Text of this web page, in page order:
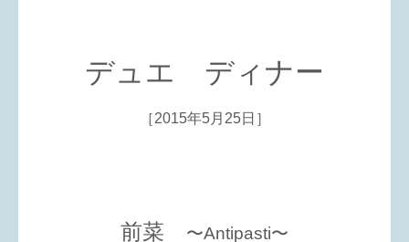
デュエ ディナー
［2015年5月25日］
前菜 〜Antipasti〜